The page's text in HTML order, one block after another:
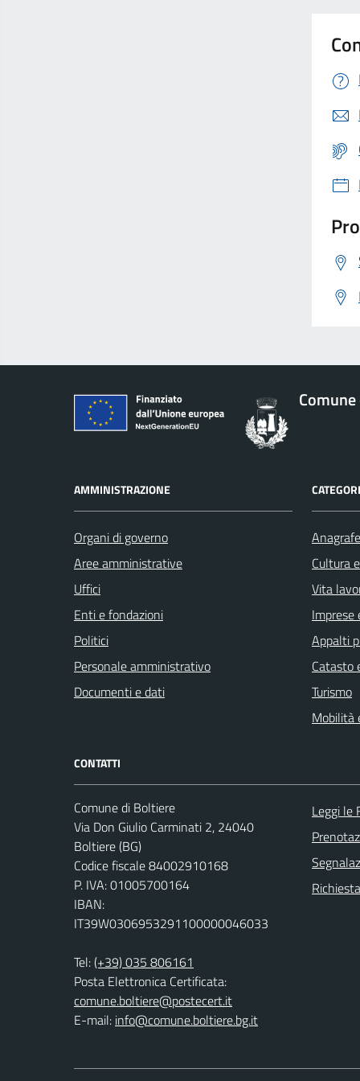
AMMINISTRAZIONE
Organi di governo
Aree amministrative
Uffici
Enti e fondazioni
Politici
Personale amministrativo
Documenti e dati
Cultura
Vita
Imprese
Appalti
Catasto
Turismo
Mobilità
CONTATTI
Comune di Boltiere
Via Don Giulio Carminati 2, 24040
Boltiere (BG)
Codice fiscale 84002910168
P. IVA: 01005700164
IBAN:
IT39W0306953291100000046033
Tel:(+39) 035 806161
Posta Elettronica Certificata:
comune.boltiere@postecert.it
E-mail: info@comune.boltiere.bg.it
Leggi le